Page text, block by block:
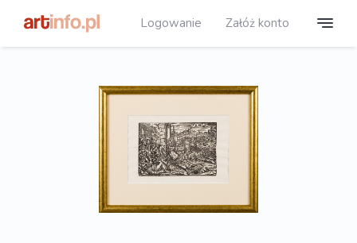
Logowanie Załóż konto